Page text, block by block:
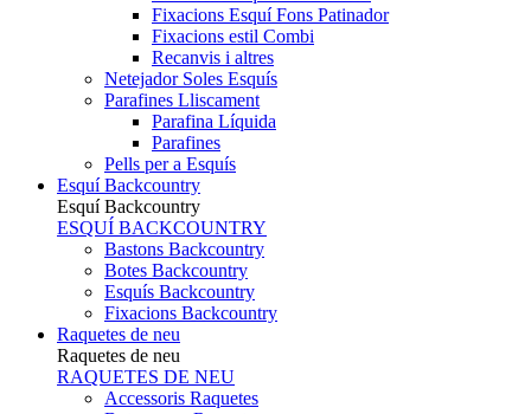
Fixacions Esquí Fons Patinador
Fixacions estil Combi
Recanvis i altres
Netejador Soles Esquís
Parafines Lliscament
Parafina Líquida
Parafines
Pells per a Esquís
Esquí Backcountry
Esquí Backcountry
ESQUÍ BACKCOUNTRY
Bastons Backcountry
Botes Backcountry
Esquís Backcountry
Fixacions Backcountry
Raquetes de neu
Raquetes de neu
RAQUETES DE NEU
Accessoris Raquetes